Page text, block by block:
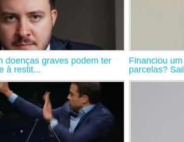
doenças graves podem ter
à restit...
Financiou
parcelas?